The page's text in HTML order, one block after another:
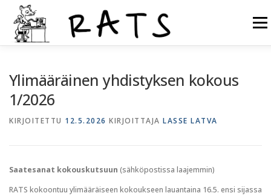
sisältöön
Ylimääräinen yhdistyksen kokous
1/2026
KIRJOITETTU 12.5.2026 KIRJOITTAJA LASSE LATVA
Saatesanat kokouskutsuun (sähköpostissa laajemmin)
RATS kokoontuu ylimääräiseen kokoukseen lauantaina 16.5. ensi sijassa